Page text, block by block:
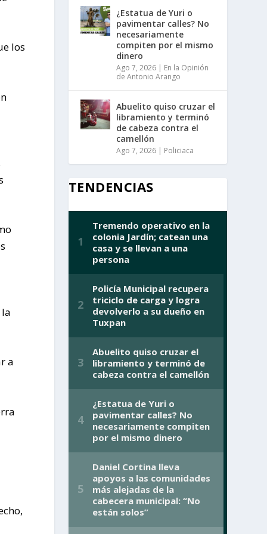
los
a
¿Estatua de Yuri o
pavimentar calles? No
necesariamente
compiten por el mismo
dinero
Ago 7, 2026| En la Opinión
de Antonio Arango
Abuelito quiso cruzar el
libramiento y terminó
de cabeza contra el
camellón
Ago 7, 2026| Policiaca
TENDENCIAS